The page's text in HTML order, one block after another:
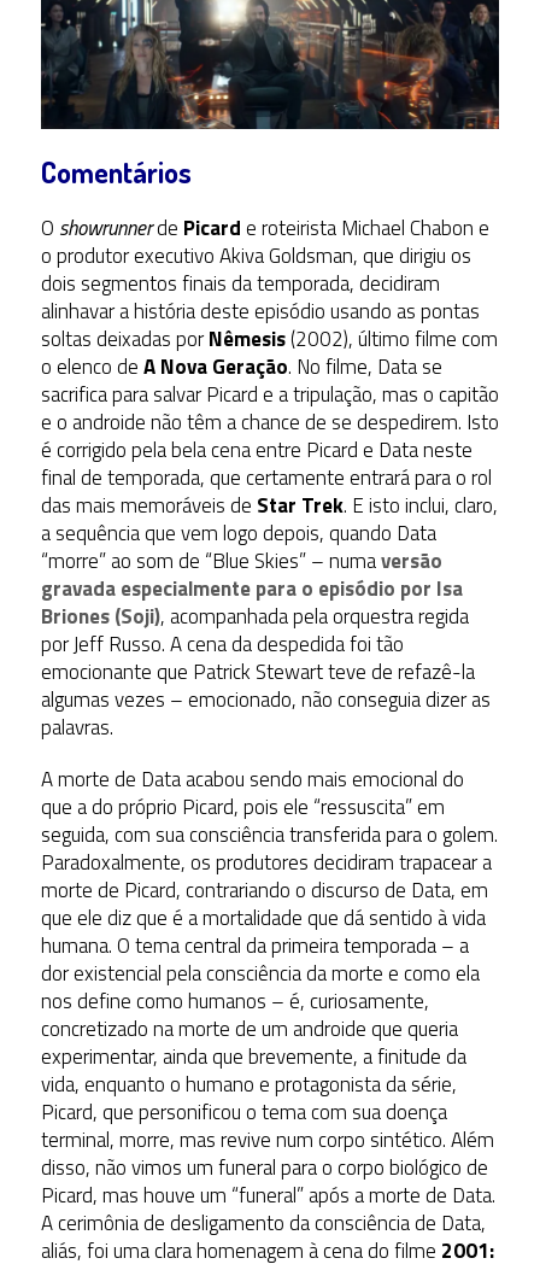
Comentários
O showrunnerde Picarde roteirista Michael Chabon e
o produtor executivo Akiva Goldsman, que dirigiu os
dois segmentos finais da temporada, decidiram
alinhavar a história deste episódio usando as pontas
soltas deixadas porNêmesis(2002), último filme com
o elenco deA Nova Geração. No filme, Data se
sacrifica para salvar Picard e a tripulação, mas o capitão
e o androide não têm a chance de se despedirem. Isto
é corrigido pela bela cena entre Picard e Data neste
final de temporada, que certamente entrará para o rol
das mais memoráveis de Star Trek. E isto inclui, claro,
a sequência que vem logo depois, quando Data
“morre” ao som de “Blue Skies” – numaversão
gravada especialmente para o episódio por Isa
Briones (Soji), acompanhada pela orquestra regida
por Jeff Russo. A cena da despedida foi tão
emocionante que Patrick Stewart teve de refazê-la
algumas vezes – emocionado, não conseguia dizer as
palavras.
A morte de Data acabou sendo mais emocional do
que a do próprio Picard, pois ele “ressuscita” em
seguida, com sua consciência transferida para o golem.
Paradoxalmente, os produtores decidiram trapacear a
morte de Picard, contrariando o discurso de Data, em
que ele diz que é a mortalidade que dá sentido à vida
humana. O tema central da primeira temporada – a
dor existencial pela consciência da morte e como ela
nos define como humanos – é, curiosamente,
concretizado na morte de um androide que queria
experimentar, ainda que brevemente, a finitude da
vida, enquanto o humano e protagonista da série,
Picard, que personificou o tema com sua doença
terminal, morre, mas revive num corpo sintético. Além
disso, não vimos um funeral para o corpo biológico de
Picard, mas houve um “funeral” após a morte de Data.
A cerimônia de desligamento da consciência de Data,
aliás, foi uma clara homenagem à cena do filme 2001: